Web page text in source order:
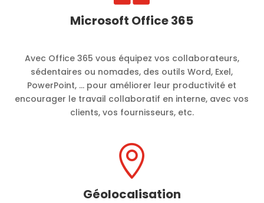
Microsoft Office 365
Avec Office 365 vous équipez vos collaborateurs,
sédentaires ou nomades, des outils Word, Exel,
PowerPoint, … pour améliorer leur productivité et
encourager le travail collaboratif en interne, avec vos
clients, vos fournisseurs, etc.

Géolocalisation